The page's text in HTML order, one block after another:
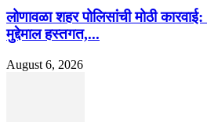
लोणावळा शहर पोलिसांची मोठी
मुद्देमाल हस्तगत,...
August 6, 2026